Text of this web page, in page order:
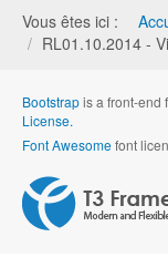
Vous êtes ici :
RL01.10.2014 -
Bootstrapis a front-end
License.
Font Awesomefont